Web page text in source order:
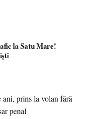
la Satu Mare!